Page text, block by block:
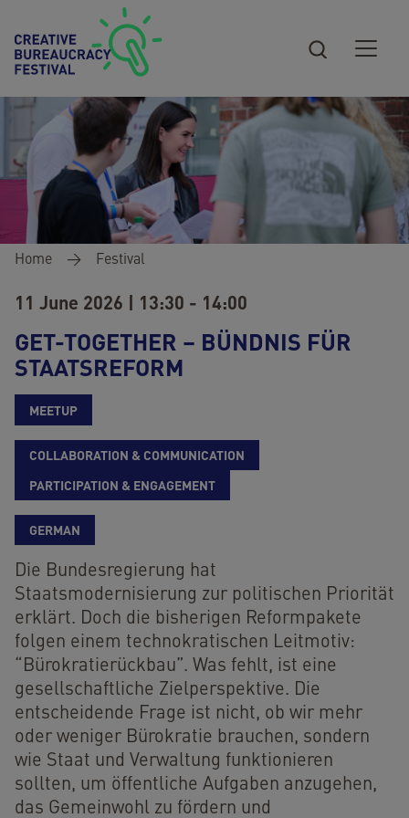
Skip to main content
Breadcrumb
Home Festival
11 June 2026 | 13:30 - 14:00
GET-TOGETHER – BÜNDNIS FÜR
STAATSREFORM
MEETUP
COLLABORATION & COMMUNICATION
PARTICIPATION & ENGAGEMENT
GERMAN
Die Bundesregierung hat
Staatsmodernisierung zur politischen Priorität
erklärt. Doch die bisherigen Reformpakete
folgen einem technokratischen Leitmotiv:
“Bürokratierückbau”. Was fehlt, ist eine
gesellschaftliche Zielperspektive. Die
entscheidende Frage ist nicht, ob wir mehr
oder weniger Bürokratie brauchen, sondern
wie Staat und Verwaltung funktionieren
sollten, um öffentliche Aufgaben anzugehen,
das Gemeinwohl zu fördern und